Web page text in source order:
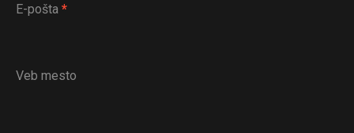
E-pošta *
Veb mesto